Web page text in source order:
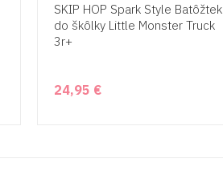
SKIP HOP Spark Style Batôžtek
do škôlky Little Monster Truck
3r+
24,95 €